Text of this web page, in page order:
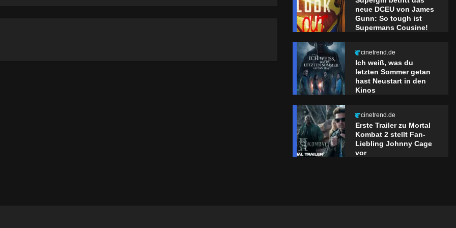
neue DCEU von James
Gunn: So tough ist
Supermans Cousine!
cinetrend.de
Ich weiß, was du
letzten Sommer getan
hast Neustart in den
Kinos
cinetrend.de
Erste Trailer zu Mortal
Kombat 2 stellt Fan-
Liebling Johnny Cage
vor